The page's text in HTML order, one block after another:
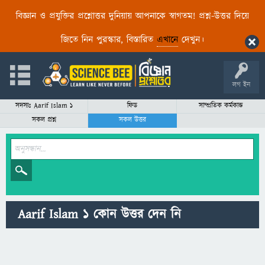
বিজ্ঞান ও প্রযুক্তির প্রশ্নোত্তর দুনিয়ায় আপনাকে স্বাগতম! প্রশ্ন-উত্তর দিয়ে
জিতে নিন পুরস্কার, বিস্তারিত এখানেদেখুন।
লগ ইন
সদস্যঃ Aarif Islam 1 ফিড
সাম্প্রতিক কর্মকান্ড
সকল প্রশ্ন
সকল উত্তর
Aarif Islam 1 কোন উত্তর দেন নি